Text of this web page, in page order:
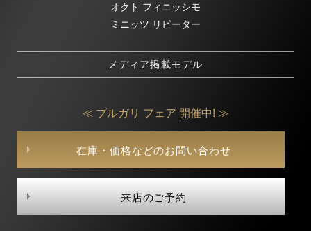
オクト フィニッシモ
ミニッツ リピーター
メディア掲載モデル
≪ ブルガリ フェア 開催中! ≫
在庫・価格などのお問い合わせ
来店のご予約